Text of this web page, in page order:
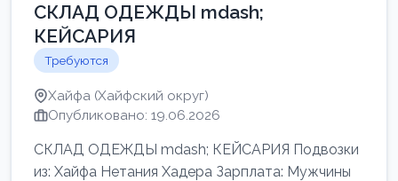
СКЛАД ОДЕЖДЫ mdash;
КЕЙСАРИЯ
Требуются
Хайфа (Хайфский округ)
Опубликовано: 19.06.2026
СКЛАД ОДЕЖДЫ mdash; КЕЙСАРИЯ Подвозки
из: Хайфа Нетания Хадера Зарплата: Мужчины